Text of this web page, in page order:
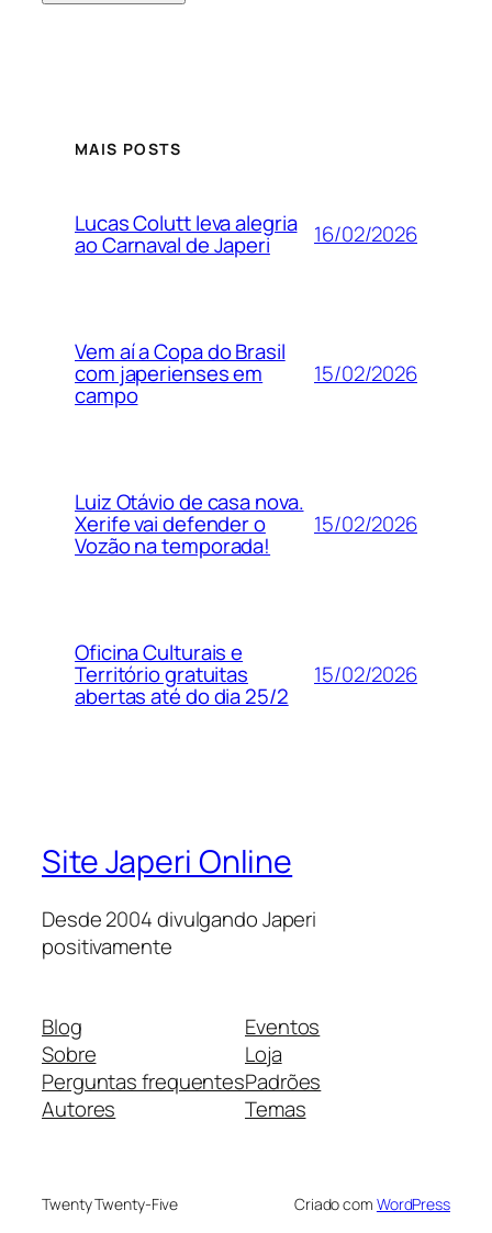
MAIS POSTS
Lucas Colutt leva alegria
ao Carnaval de Japeri 16/02/2026
Vem aí a Copa do Brasil
com japerienses em
campo
15/02/2026
Luiz Otávio de casa nova.
Xerife vai defender o
Vozão na temporada!
15/02/2026
Oficina Culturais e
Território gratuitas
abertas até do dia 25/2
15/02/2026
Site Japeri Online
Desde 2004 divulgando Japeri
positivamente
Blog
Sobre
Perguntas frequentes
Autores
Eventos
Loja
Padrões
Temas
Twenty Twenty-Five Criado com WordPress